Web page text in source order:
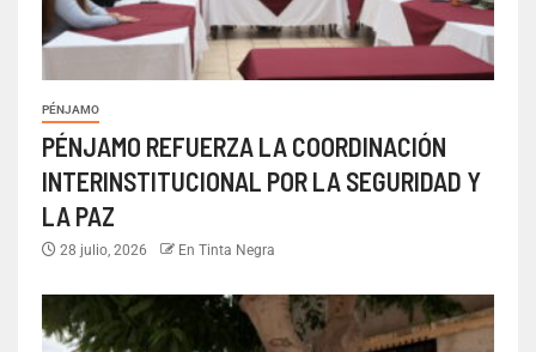
PÉNJAMO
PÉNJAMO REFUERZA LA COORDINACIÓN
INTERINSTITUCIONAL POR LA SEGURIDAD Y
LA PAZ
28 julio, 2026 En Tinta Negra